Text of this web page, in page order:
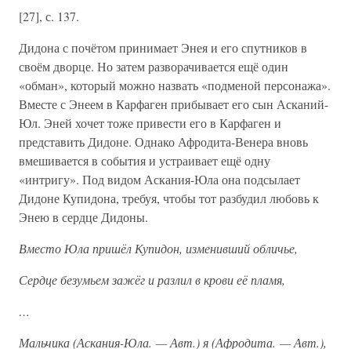
[27], с. 137.
Дидона с почётом принимает Энея и его спутников в
своём дворце. Но затем разворачивается ещё один
«обман», который можно назвать «подменой персонажа».
Вместе с Энеем в Карфаген прибывает его сын Асканий-
Юл. Эней хочет тоже привести его в Карфаген и
представить Дидоне. Однако Афродита-Венера вновь
вмешивается в события и устраивает ещё одну
«интригу». Под видом Аскания-Юла она подсылает
Дидоне Купидона, требуя, чтобы тот разбудил любовь к
Энею в сердце Дидоны.
Вместо Юла пришёл Купидон, изменивший обличье,
Сердце безумьем зажёг и разлил в крови её пламя,
…
Мальчика (Аскания-Юла. — Авт.) я (Афродита. — Авт.),